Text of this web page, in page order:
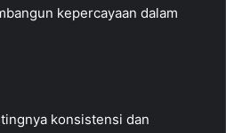
kepercayaan dalam
konsistensi dan